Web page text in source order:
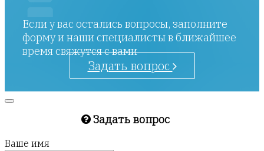
Если у вас остались вопросы, заполните
форму и наши специалисты в ближайшее
время свяжутся с вами
Задать вопрос
Задать вопрос
Ваше имя